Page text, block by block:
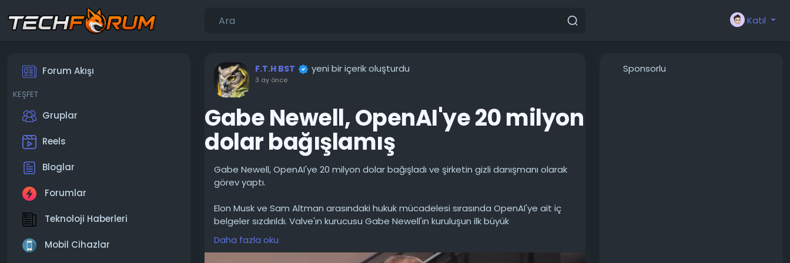
Katıl
Forum Akışı
KEŞFET
Gruplar
Reels
Bloglar
Forumlar
Teknoloji Haberleri
Mobil Cihazlar
F.T.H BST yeni bir içerik oluşturdu
3 ay önce
Gabe Newell, OpenAI'ye 20 milyon
dolar bağışlamış
Gabe Newell, OpenAI'ye 20 milyon dolar bağışladı ve şirketin gizli danışmanı olarak
görev yaptı.
Elon Musk ve Sam Altman arasındaki hukuk mücadelesi sırasında OpenAI'ye ait iç
belgeler sızdırıldı. Valve'ın kurucusu Gabe Newell'ın kuruluşun ilk büyük
yatırımcılarından ve önemli destekçilerinden biri olduğu ortaya çıktı. 2018'de şirkete
20 milyon dolardan fazla bağışta bulunan Newell, uzun süre şirket yapısında
Daha fazla oku
Sponsorlu